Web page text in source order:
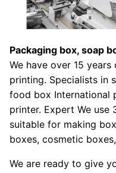
Packaging box, soap
We have over 15
printing. Specialists in
food box International
printer. Expert We use
suitable for making
boxes, cosmetic
We are ready to give